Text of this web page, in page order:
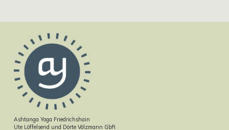
Ashtanga Yoga Friedrichshain
Ute Löffelsend und Dörte Völzmann GbR